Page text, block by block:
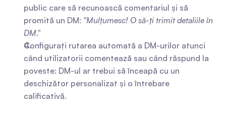
public care să recunoască comentariul și să
promită un DM: "Mulțumesc! O să-ți trimit detaliile în
DM."
Configurați rutarea automată a DM-urilor atunci
când utilizatorii comentează sau când răspund la
poveste: DM-ul ar trebui să înceapă cu un
deschizător personalizat și o întrebare
calificativă.